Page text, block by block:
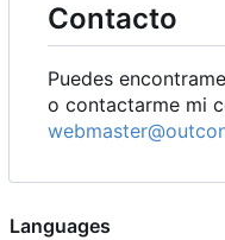
Contacto
Puedes
o contactarme mi
Languages